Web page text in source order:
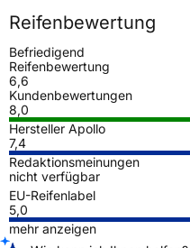
Reifenbewertung
Befriedigend
Reifenbewertung
6,6
Kundenbewertungen
8,0
Hersteller Apollo
7,4
Redaktionsmeinungen
nicht verfügbar
EU-Reifenlabel
5,0
mehr anzeigen